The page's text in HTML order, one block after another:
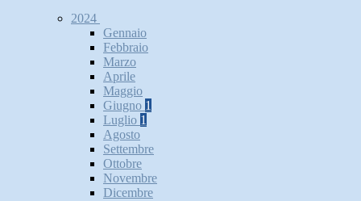
2024
Gennaio
Febbraio
Marzo
Aprile
Maggio
Giugno 1
Luglio 1
Agosto
Settembre
Ottobre
Novembre
Dicembre